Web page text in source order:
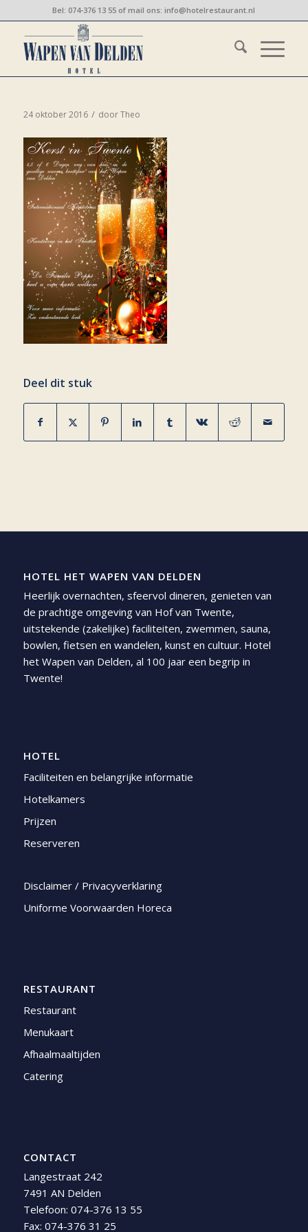
Bel: 074-376 13 55 of mail ons:info@hotelrestaurant.nl
24 oktober 2016 / doorTheo
Deel dit stuk
HOTEL HET WAPEN VAN DELDEN
Heerlijk overnachten, sfeervol dineren, genieten van
de prachtige omgeving van Hof van Twente,
uitstekende (zakelijke) faciliteiten, zwemmen, sauna,
bowlen, fietsen en wandelen, kunst en cultuur. Hotel
het Wapen van Delden, al 100 jaar een begrip in
Twente!
HOTEL
Faciliteiten en belangrijke informatie
Hotelkamers
Prijzen
Reserveren
Disclaimer / Privacyverklaring
Uniforme Voorwaarden Horeca
RESTAURANT
Restaurant
Menukaart
Afhaalmaaltijden
Catering
CONTACT
Langestraat 242
7491 AN Delden
Telefoon: 074-376 13 55
Fax: 074-376 31 25